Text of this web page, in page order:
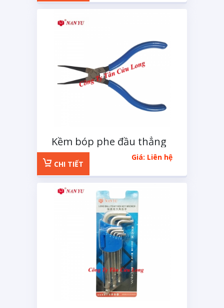
Kềm bóp phe đầu thẳng
125mm
Giá: Liên hệ
CHI TIẾT